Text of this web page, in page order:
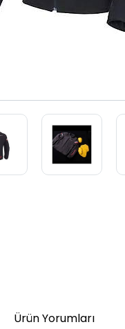
Ürün Yorumları